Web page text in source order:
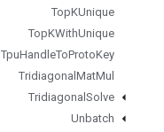
TopKUnique
TopKWithUnique
TpuHandleToProtoKey
Tridiagonal MatMul
Tridiagonal Solve
Unbatch